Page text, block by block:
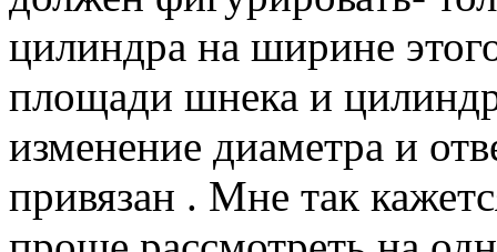
цилиндра на ширине
площади шнека и
изменение диаметра и
привязан . Мне так